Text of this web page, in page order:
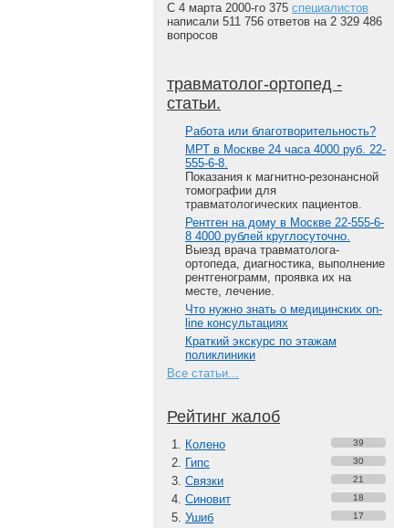
С 4 марта 2000-го 375 специалистов
написали 511 756 ответов на 2 329 486
вопросов
травматолог-ортопед -
статьи.
Работа или благотворительность?
МРТ в Москве 24 часа 4000 руб. 22-
555-6-8.
Показания к магнитно-резонансной
томографии для
травматологических пациентов.
Рентген на дому в Москве 22-555-6-
8 4000 рублей круглосуточно.
Выезд врача травматолога-
ортопеда, диагностика, выполнение
рентгенограмм, проявка их на
месте, лечение.
Что нужно знать о медицинских on-
line консультациях
Краткий экскурс по этажам
поликлиники
Все статьи...
Рейтинг жалоб
Колено 39
Гипс 30
Связки 21
Синовит 18
Ушиб 17